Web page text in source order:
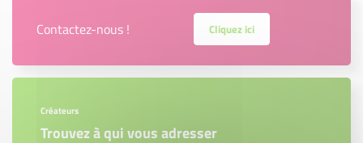
Contactez-nous ! Cliquez ici
Créateurs
Trouvez à qui vous adresser